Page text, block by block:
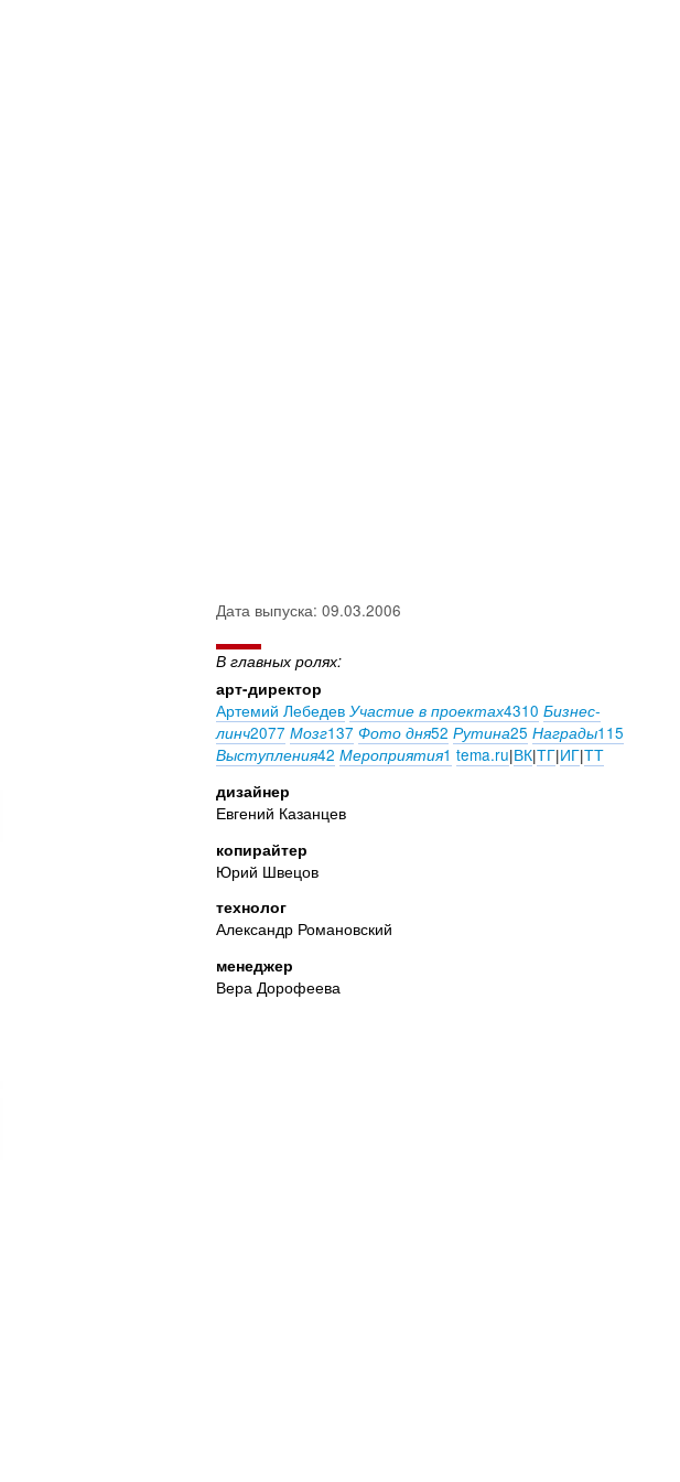
Дата выпуска: 09.03.2006
В главных ролях:
арт-директор
Артемий Лебедев Участие в проектах4310 Бизнес-
линч2077 Мозг137 Фото дня52 Рутина25 Награды115
Выступления42 Мероприятия1 tema.ru|ВК|ТГ|ИГ|ТТ
дизайнер
Евгений Казанцев
копирайтер
Юрий Швецов
технолог
Александр Романовский
менеджер
Вера Дорофеева